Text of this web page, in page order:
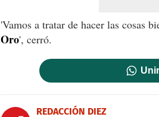
'Vamos a tratar de hacer las cosas
Oro', cerró.
REDACCIÓN DIEZ